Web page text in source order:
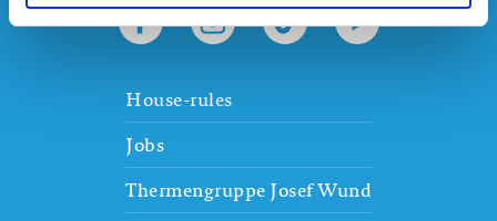
House-rules
Jobs
Thermengruppe Josef Wund